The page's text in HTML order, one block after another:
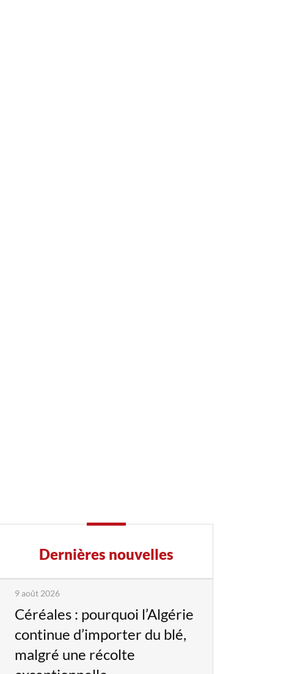
Dernières nouvelles
9 août 2026
Céréales : pourquoi l’Algérie
continue d’importer du blé,
malgré une récolte